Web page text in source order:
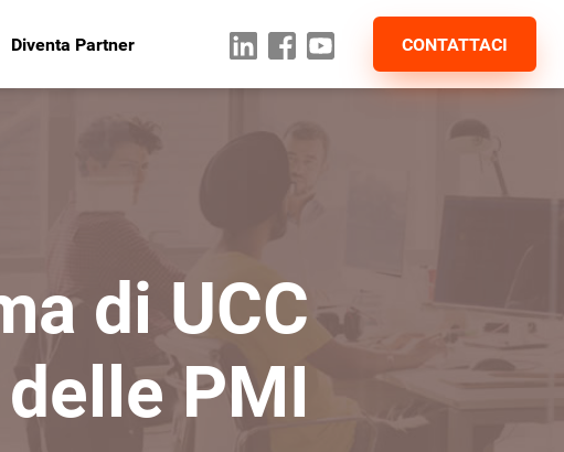
Diventa Partner CONTATTACI
di UCC
PMI